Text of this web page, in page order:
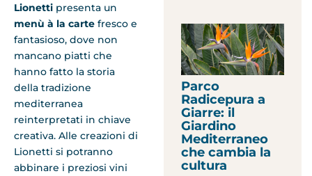
Lionetti presenta un
menù à la carte fresco e
fantasioso, dove non
mancano piatti che
hanno fatto la storia
della tradizione
mediterranea
reinterpretati in chiave
creativa. Alle creazioni di
Lionetti si potranno
abbinare i preziosi vini
Parco
Radicepura a
Giarre: il
Giardino
Mediterraneo
che cambia la
cultura